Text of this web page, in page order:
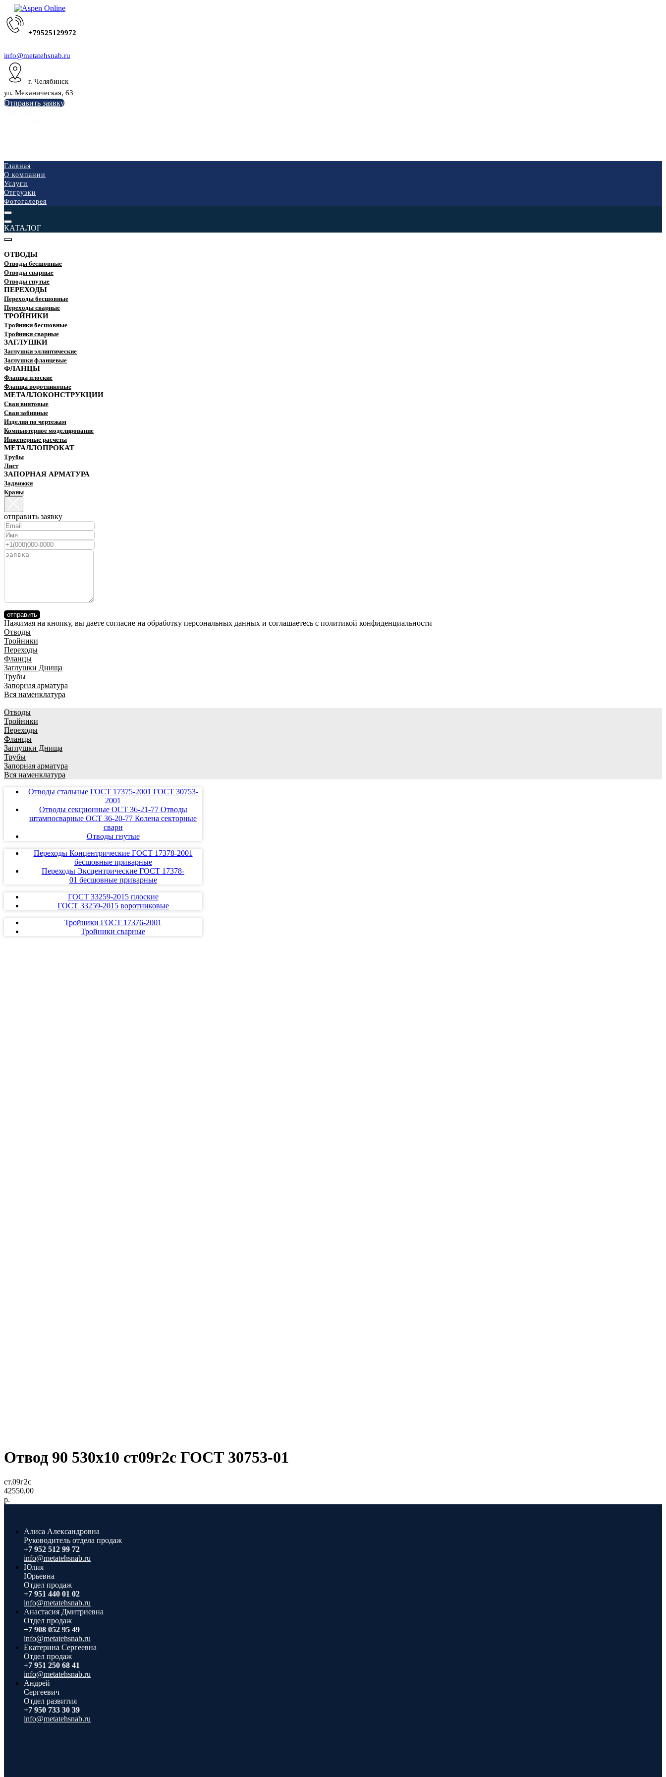
+79525129972
info@metatehsnab.ru
г. Челябинск
ул. Механическая, 63
Отправить заявку
Главная
О компании
Услуги
Отгрузки
Фотогалерея
КАТАЛОГ
ОТВОДЫ
Отводы бесшовные
Отводы сварные
Отводы гнутые
ПЕРЕХОДЫ
Переходы бесшовные
Переходы сварные
ТРОЙНИКИ
Тройники бесшовные
Тройники сварные
ЗАГЛУШКИ
Заглушки эллиптические
Заглушки фланцевые
ФЛАНЦЫ
Фланцы плоские
Фланцы воротниковые
МЕТАЛЛОКОНСТРУКЦИИ
Сваи винтовые
Сваи забивные
Изделия по чертежам
Компьютерное моделирование
Инженерные расчеты
МЕТАЛЛОПРОКАТ
Трубы
Лист
ЗАПОРНАЯ АРМАТУРА
Задвижки
Краны
отправить заявку
отправить
Нажимая на кнопку, вы даете согласие на обработку персональных данных и соглашаетесь c политикой конфиденциальности
Отводы
Тройники
Переходы
Фланцы
Заглушки Днища
Трубы
Запорная арматура
Вся наменклатура
Отводы
Тройники
Переходы
Фланцы
Заглушки Днища
Трубы
Запорная арматура
Вся наменклатура
Отводы стальные ГОСТ 17375-2001 ГОСТ 30753-
2001
Отводы секционные ОСТ 36-21-77 Отводы
штампосварные ОСТ 36-20-77 Колена секторные
сварн
Отводы гнутые
Переходы Концентрические ГОСТ 17378-2001
бесшовные приварные
Переходы Эксцентрические ГОСТ 17378-
01 бесшовные приварные
ГОСТ 33259-2015 плоские
ГОСТ 33259-2015 воротниковые
Тройники ГОСТ 17376-2001
Тройники сварные
Отвод 90 530х10 ст09г2с ГОСТ 30753-01
ст.09г2с
42550,00
р.
Алиса Александровна
Руководитель отдела продаж
+7 952 512 99 72
info@metatehsnab.ru
Юлия
Юрьевна
Отдел продаж
+7 951 440 01 02
info@metatehsnab.ru
Анастасия Дмитриевна
Отдел продаж
+7 908 052 95 49
info@metatehsnab.ru
Екатерина Сергеевна
Отдел продаж
+7 951 250 68 41
info@metatehsnab.ru
Андрей
Сергеевич
Отдел развития
+7 950 733 30 39
info@metatehsnab.ru